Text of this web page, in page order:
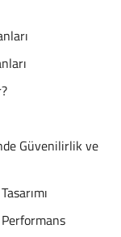
Güvenilirlik ve